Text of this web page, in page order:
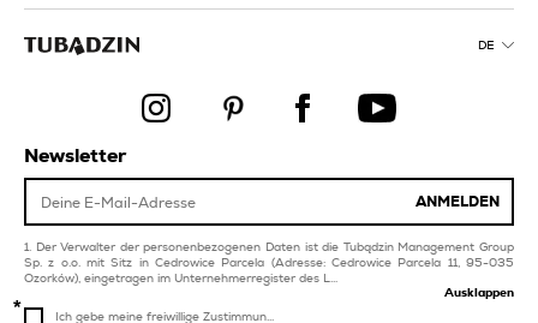
rote küchenfliesen
kollektionen
rote fliesen für wohn
und schlafzimmer
braune küchenfliesen
fliesen
kupfer fliesen für wohn
DE
Newsletter
ANMELDEN
Der Verwalter der personenbezogenen Daten ist die Tubądzin Management Group
Sp. z o.o. mit Sitz in Cedrowice Parcela (Adresse: Cedrowice Parcela 11, 95-035
Ozorków), eingetragen im Unternehmerregister des L...
Ausklappen
Ich gebe meine freiwillige Zustimmun...